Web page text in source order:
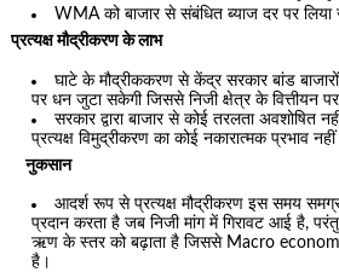
WMA को बाजार से संबंधित ब्याज दर पर लिया
प्रत्यक्ष मौद्रीकरण के लाभ
घाटे के मौद्रीककरण से केंद्र सरकार बांड
पर धन जुटा सकेगी जिससे निजी क्षेत्र के वित्तीयन
सरकार द्वारा बाजार से कोई तरलता अवशोषित
प्रत्यक्ष विमुद्रीकरण का कोई नकारात्मक प्रभाव नहीं
नुकसान
आदर्श रूप से प्रत्यक्ष मौद्रीकरण इस समय
प्रदान करता है जब निजी मांग में गिरावट आई है,
ऋण के स्तर को बढ़ाता है जिससे Macro
है।